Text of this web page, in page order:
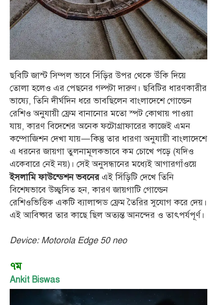
ছবিটি জাস্ট সিম্পল ভাবে সিঁড়ির উপর থেকে উঁকি দিয়ে
তোলা হলেও এর পেছনের গল্পটা দারুণ। ছবিটির ধারণকারীর
ভাষ্যে, তিনি দীর্ঘদিন ধরে ভাবছিলেন বাংলাদেশে গোল্ডেন
রেশিও অনুযায়ী ফ্রেম বানানোর মতো স্পট কোথায় পাওয়া
যায়, কারণ বিদেশের অনেক ফটোগ্রাফারের কাজেই এমন
কম্পোজিশন দেখা যায়—কিন্তু তার ধারণা অনুযায়ী বাংলাদেশে
এ ধরনের জায়গা তুলনামূলকভাবে কম চোখে পড়ে (যদিও
একেবারে নেই নয়)। সেই অনুসন্ধানের মধ্যেই আগারগাঁওয়ে
ইসলামি ফাউন্ডেশন ভবনেরএই সিঁড়িটি দেখে তিনি
বিশেষভাবে উচ্ছ্বসিত হন, কারণ জায়গাটি গোল্ডেন
রেশিওভিত্তিক একটি ব্যালান্সড ফ্রেম তৈরির সুযোগ করে দেয়।
এই আবিষ্কার তার কাছে ছিল অত্যন্ত আনন্দের ও তাৎপর্যপূর্ণ।
Device: Motorola Edge 50 neo
৭ম
Ankit Biswas